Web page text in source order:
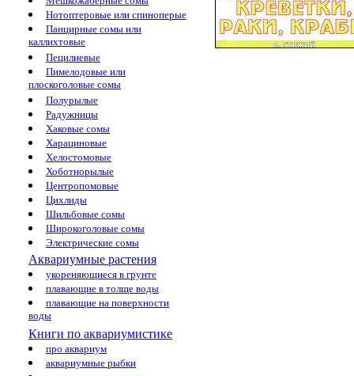
Нотоптеровые или спиноперые
Панцирные сомы или
каллихтовые
Пецилиевые
Пимелодовые или
плоскоголовые сомы
Полурылые
Радужницы
Хаковые сомы
Харациновые
Хелостомовые
Хоботнорылые
Центропомовые
Цихлиды
Шильбовые сомы
Широкоголовые сомы
Электрические сомы
Аквариумные растения
укореняющиеся в грунте
плавающие в толще воды
плавающие на поверхности
воды
Книги по аквариумистике
про аквариум
аквариумные рыбки